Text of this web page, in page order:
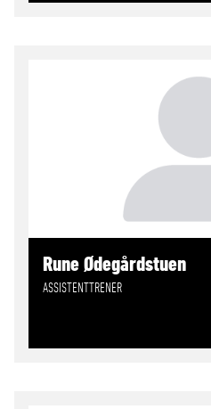
Rune Ødegårdstuen
ASSISTENTTRENER